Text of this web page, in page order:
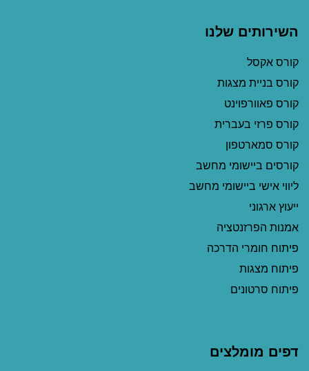
השירותים שלנו
קורס אקסל
קורס בניית מצגות
קורס פאוורפוינט
קורס פרזי בעברית
קורס סמארטפון
קורסים ביישומי מחשב
ליווי אישי ביישומי מחשב
ייעוץ ארגוני
אמנות הפרזנטציה
פיתוח חומרי הדרכה
פיתוח מצגות
פיתוח סרטונים
דפים מומלצים